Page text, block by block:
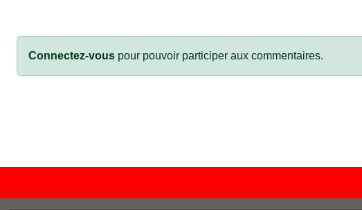
Connectez-vous pour pouvoir participer aux commentaires.